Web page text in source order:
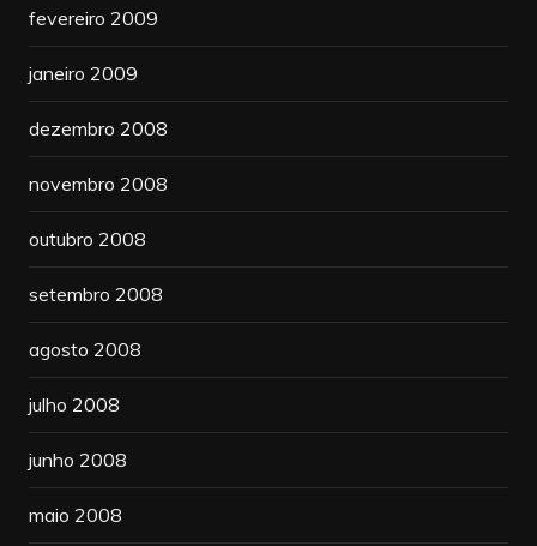
fevereiro 2009
janeiro 2009
dezembro 2008
novembro 2008
outubro 2008
setembro 2008
agosto 2008
julho 2008
junho 2008
maio 2008